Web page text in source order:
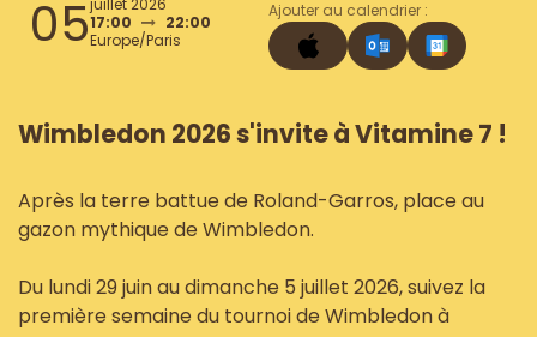
05juillet 2026
17:00
22:00
Europe/Paris
Ajouter au calendrier :
Wimbledon 2026 s'invite à Vitamine 7 !
Après la terre battue de Roland-Garros, place au
gazon mythique de Wimbledon.
Du lundi 29 juin au dimanche 5 juillet 2026, suivez la
première semaine du tournoi de Wimbledon à